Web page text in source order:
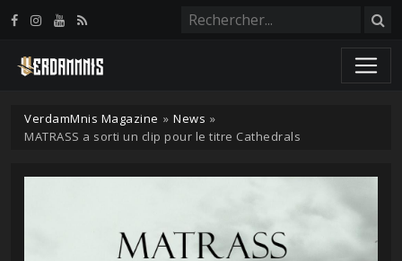
VerdamMnis Magazine » News »
MATRASS a sorti un clip pour le titre Cathedrals
Panneau de gestion des cookies